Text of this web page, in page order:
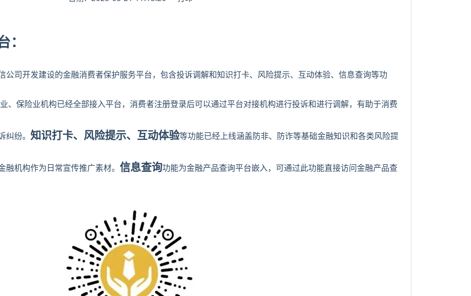
：
公司开发建设的金融消费者保护服务平台，包含投诉调解和知识打卡、风险提示、互动体验、信息查询等功
、保险业机构已经全部接入平台，消费者注册登录后可以通过平台对接机构进行投诉和进行调解，有助于消费
纠纷。 知识打卡、风险提示、互动体验等功能已经上线涵盖防非、防诈等基础金融知识和各类风险提
机构作为日常宣传推广素材。 信息查询功能为金融产品查询平台嵌入，可通过此功能直接访问金融产品查